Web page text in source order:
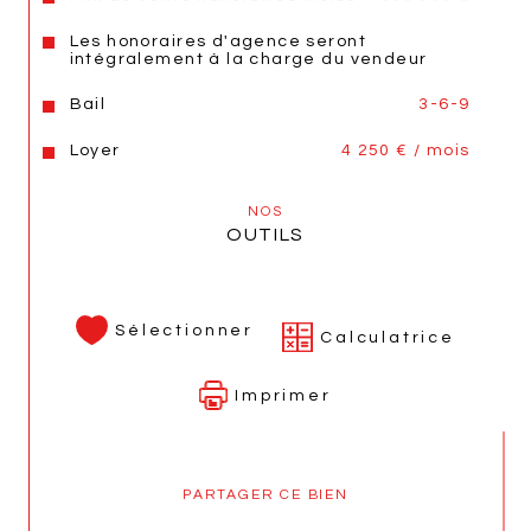
Annonce proposée par un agent commercial
Les honoraires d'agence seront
intégralement à la charge du vendeur
Bail 3-6-9
Loyer 4 250 € / mois
NOS
OUTILS
Sélectionner Calculatrice
Imprimer
PARTAGER CE BIEN